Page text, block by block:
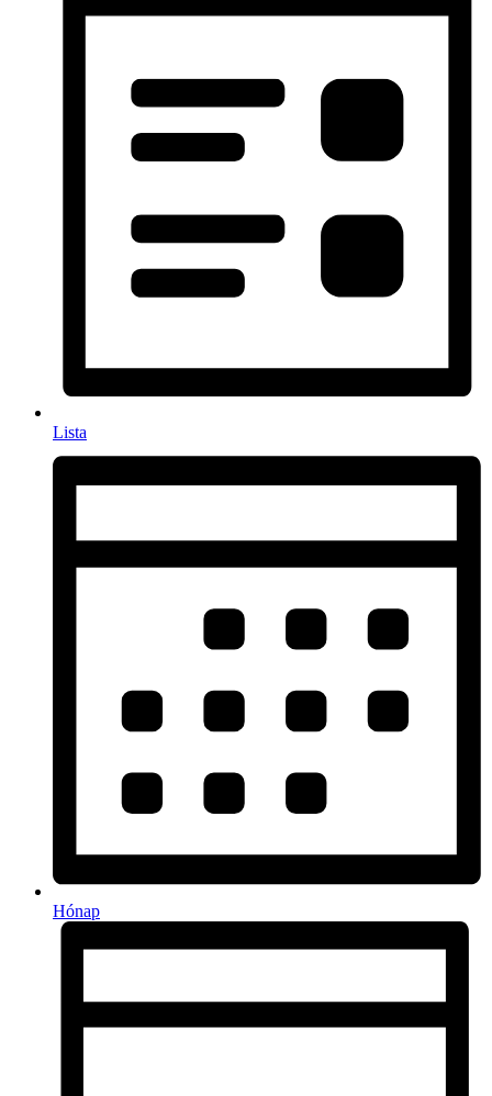
Lista
Hónap